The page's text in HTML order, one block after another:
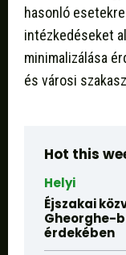
hasonló
intézkedéseket
minimalizálása
és városi
Hot this
Helyi
Éjszakai
Gheorghe-
érdekében